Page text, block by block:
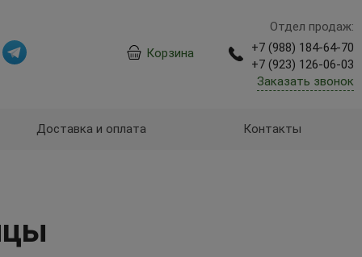
Корзина
Отдел продаж:
+7 (988) 184-64-70
+7 (923) 126-06-03
Заказать звонок
Доставка и оплата Контакты